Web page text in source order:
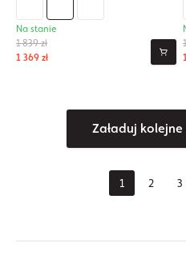
1 839 zł
1 369 zł
Na stanie
Załaduj
1 2 3